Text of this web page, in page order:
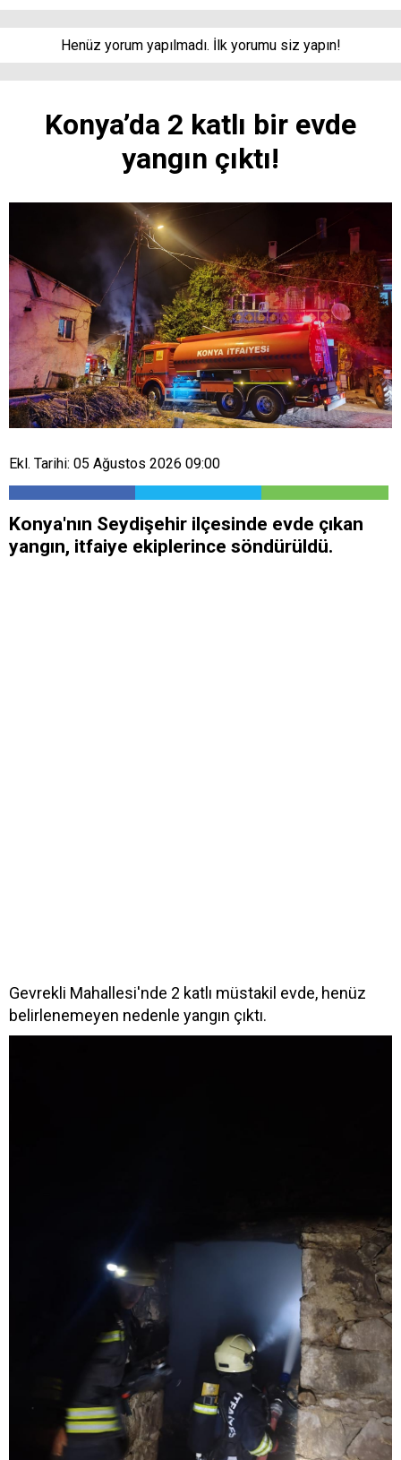
Henüz yorum yapılmadı. İlk yorumu siz yapın!
Konya’da 2 katlı bir evde
yangın çıktı!
Ekl. Tarihi: 05 Ağustos 2026 09:00
Konya'nın Seydişehir ilçesinde evde çıkan
yangın, itfaiye ekiplerince söndürüldü.
Gevrekli Mahallesi'nde 2 katlı müstakil evde, henüz
belirlenemeyen nedenle yangın çıktı.